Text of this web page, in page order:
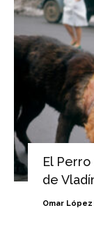
El
de
Omar